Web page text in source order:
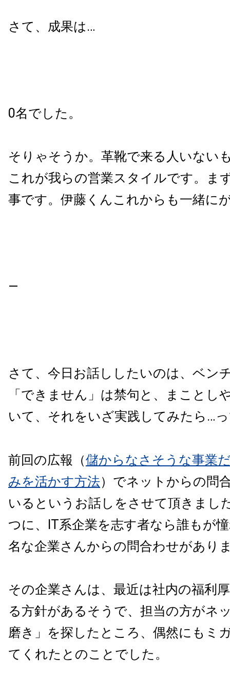
さて、成果は…
0名でした。
そりゃそうか。革靴で来る人いない
これが我らの営業スタイルです。ま
事です。伊藤くんこれからも一緒に
—
さて、今日お話ししたいのは、 ベン
「できません」は禁句と、まことし
いて、それをいざ実践してみたら…
前回の広報（儲からなさそうな事業
みを活かす方法）でネットからの問
いるというお話しをさせて頂きまし
つに、
IT系企業を志す者なら誰もが
名な企業さんからの問合わせがあり
その企業さんは、最近は社内の福利
る方針があるそうで、担当の方がネ
磨き」を探したところ、偶然にもミ
てくれたとのことでした。